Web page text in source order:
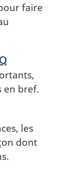
faire
en bref.
les
dont